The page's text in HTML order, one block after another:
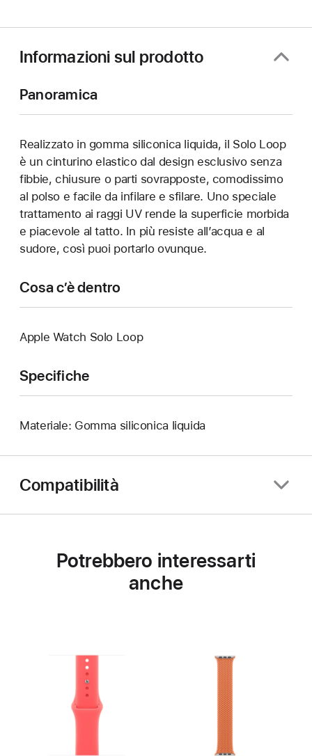
nuova
Informazioni sul prodotto
Panoramica
Realizzato in gomma siliconica liquida, il Solo Loop
è un cinturino elastico dal design esclusivo senza
fibbie, chiusure o parti sovrapposte, comodissimo
al polso e facile da infilare e sfilare. Uno speciale
trattamento ai raggi UV rende la superficie morbida
e piacevole al tatto. In più resiste all’acqua e al
sudore, così puoi portarlo ovunque.
Cosa c’è dentro
Apple Watch Solo Loop
Specifiche
Materiale: Gomma siliconica liquida
Compatibilità
Potrebbero interessarti
anche